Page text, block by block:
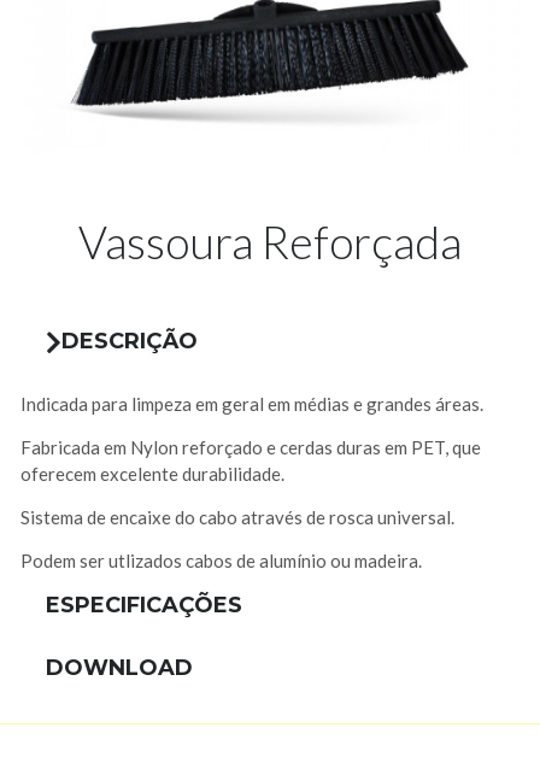
Vassoura Reforçada
DESCRIÇÃO
Indicada para limpeza em geral em médias e grandes áreas.
Fabricada em Nylon reforçado e cerdas duras em PET, que
oferecem excelente durabilidade.
Sistema de encaixe do cabo através de rosca universal.
Podem ser utlizados cabos de alumínio ou madeira.
ESPECIFICAÇÕES
DOWNLOAD